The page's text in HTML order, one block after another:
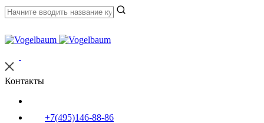
Контакты
+7(495)146-88-86